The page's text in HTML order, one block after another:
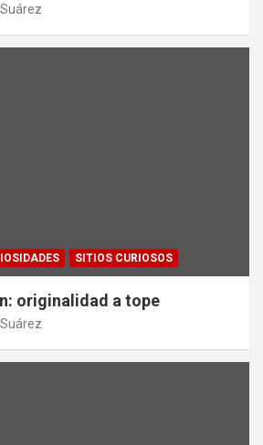
SITIOS CURIOSOS
originalidad a tope